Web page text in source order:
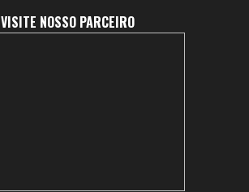
VISITE NOSSO PARCEIRO